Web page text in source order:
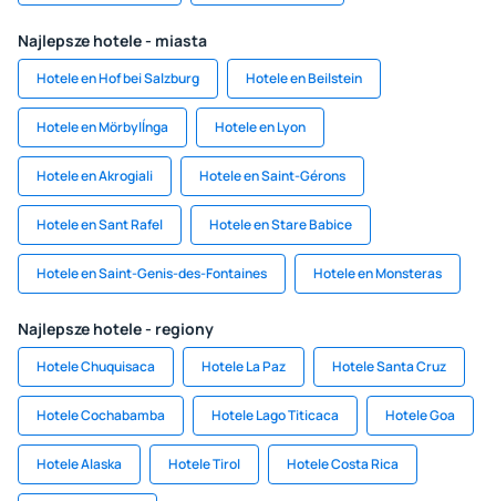
Najlepsze hotele - miasta
Hotele en Hof bei Salzburg Hotele en Beilstein
Hotele en Mörbylĺnga Hotele en Lyon
Hotele en Akrogiali Hotele en Saint-Gérons
Hotele en Sant Rafel Hotele en Stare Babice
Hotele en Saint-Genis-des-Fontaines Hotele en Monsteras
Najlepsze hotele - regiony
Hotele Chuquisaca Hotele La Paz Hotele Santa Cruz
Hotele Cochabamba Hotele Lago Titicaca Hotele Goa
Hotele Alaska Hotele Tirol Hotele Costa Rica